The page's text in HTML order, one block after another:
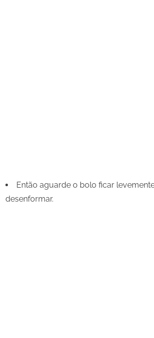
Então aguarde o bolo ficar
desenformar.